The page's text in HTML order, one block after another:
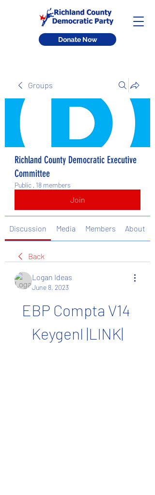
Donate Now
Groups
Richland County Democratic Executive
Committee
Public · 18 members
Join
Discussion Media Members About
Back
Logan Ideas
June 8, 2023
EBP Compta V14
Keygenl |LINK|